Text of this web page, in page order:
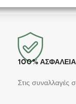
100% ΑΣΦΑΛΕΙΑ
Στις συναλλαγές